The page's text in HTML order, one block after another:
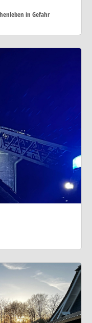
in Gefahr